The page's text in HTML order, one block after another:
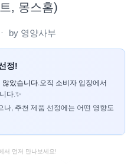
, 몽스홈)
by 영양사부
정!
않았습니다.오직 소비자 입장에서
다.✨
나, 추천 제품 선정에는 어떤 영향도
서 먼저 만나보세요!